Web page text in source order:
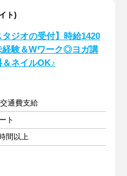
ト)
タジオの受付】時給1420
験＆Wワーク◎ヨガ講
＆ネイルOK♪
通費支給
ト
間以上